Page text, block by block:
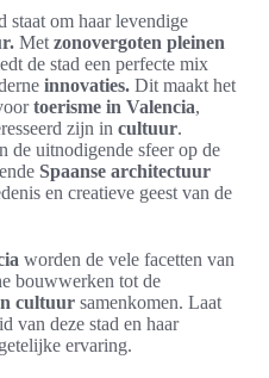
staat om haar levendige
Met zonovergoten pleinen
de stad een perfecte mix
innovaties. Dit maakt het
toerisme in Valencia,
zijn in cultuur.
de uitnodigende sfeer op de
Spaanse architectuur
en creatieve geest van de
worden de vele facetten van
bouwwerken tot de
cultuur samenkomen. Laat
van deze stad en haar
ervaring.